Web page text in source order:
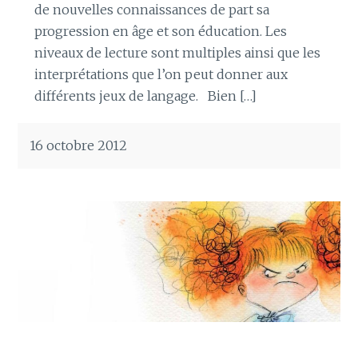
de nouvelles connaissances de part sa
progression en âge et son éducation. Les
niveaux de lecture sont multiples ainsi que les
interprétations que l’on peut donner aux
différents jeux de langage. Bien […]
16 octobre 2012